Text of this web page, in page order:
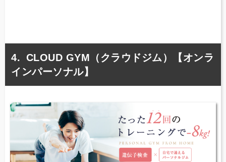
CLOUD GYM（クラウドジム）【オンラ
インパーソナル】